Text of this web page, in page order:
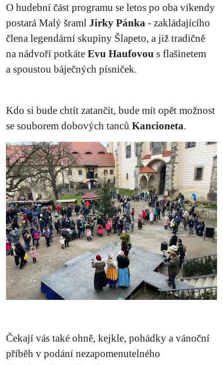
O hudební část programu se letos po oba víkendy
postará Malý šraml Jirky Pánka - zakládajícího
člena legendární skupiny Šlapeto, a již tradičně
na nádvoří potkáte Evu Haufovou s flašinetem
a spoustou báječných písniček.
Kdo si bude chtít zatančit, bude mít opět možnost
se souborem dobových tanců Kancioneta.
Čekají vás také ohně, kejkle, pohádky a vánoční
příběh v podání nezapomenutelného